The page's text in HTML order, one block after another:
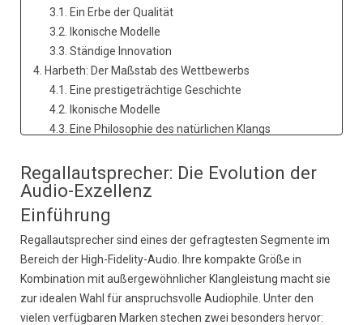
3.1. Ein Erbe der Qualität
3.2. Ikonische Modelle
3.3. Ständige Innovation
4. Harbeth: Der Maßstab des Wettbewerbs
4.1. Eine prestigeträchtige Geschichte
4.2. Ikonische Modelle
4.3. Eine Philosophie des natürlichen Klangs
Regallautsprechern
5.1. KEF: Innovation und Leistung
5.2. Bowers & Wilkins (B&W): Eleganz und Kraft
5.3. Focal: Französische Exzellenz
5.4. Dynaudio: Dänische Präzision
6. Vergleich und Fazit
6.1. Spendor ist zweifellos für mich die beste Marke
der Welt
Regallautsprecher: Die Evolution der
Audio-Exzellenz
Einführung
Regallautsprecher sind eines der gefragtesten Segmente im
Bereich der High-Fidelity-Audio. Ihre kompakte Größe in
Kombination mit außergewöhnlicher Klangleistung macht sie
zur idealen Wahl für anspruchsvolle Audiophile. Unter den
vielen verfügbaren Marken stechen zwei besonders hervor: